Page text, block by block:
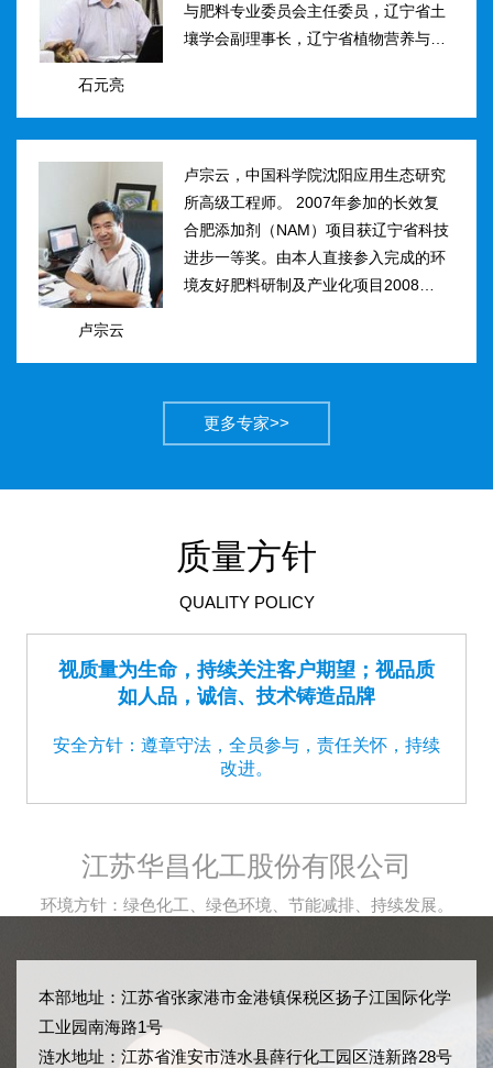
石元亮
与肥料专业委员会主任委员，辽宁省土
壤学会副理事长，辽宁省植物营养与肥
家“十二五&rdqu...
卢宗云
卢宗云，中国科学院沈阳应用生态研究
所高级工程师。 2007年参加的长效复
合肥添加剂（NAM）项目获辽宁省科技
进步一等奖。由本人直接参入完成的环
境友好肥料研制及产业化项目2008年获
市有突出贡献中青年专...
更多专家>>
质量方针
QUALITY POLICY
视质量为生命，持续关注客户期望；视品质
如人品，诚信、技术铸造品牌
安全方针：遵章守法，全员参与，责任关怀，持续
改进。
江苏华昌化工股份有限公司
环境方针：绿色化工、绿色环境、节能减排、持续发展。
本部地址：江苏省张家港市金港镇保税区扬子江国际化学
工业园南海路1号
涟水地址：江苏省淮安市涟水县薛行化工园区涟新路28号